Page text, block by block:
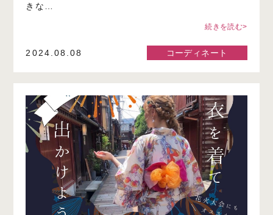
きな…
続きを読む>
2024.08.08 コーディネート